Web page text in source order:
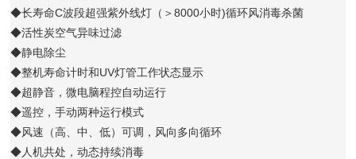
◆长寿命C波段超强紫外线灯（＞8000小时)循环风消毒杀菌
◆活性炭空气异味过滤
◆静电除尘
◆整机寿命计时和UV灯管工作状态显示
◆超静音，微电脑程控自动运行
◆遥控，手动两种运行模式
◆风速（高、中、低）可调，风向多向循环
◆人机共处，动态持续消毒